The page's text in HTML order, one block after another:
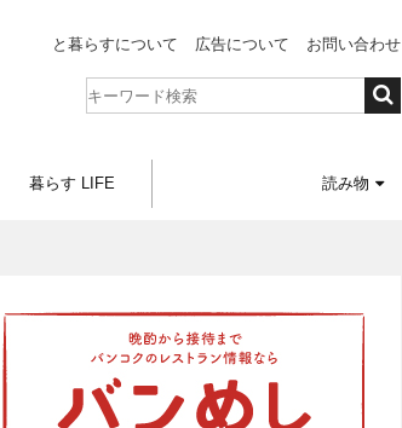
と暮らすについて 広告について お問い合わせ
暮らす LIFE 読み物